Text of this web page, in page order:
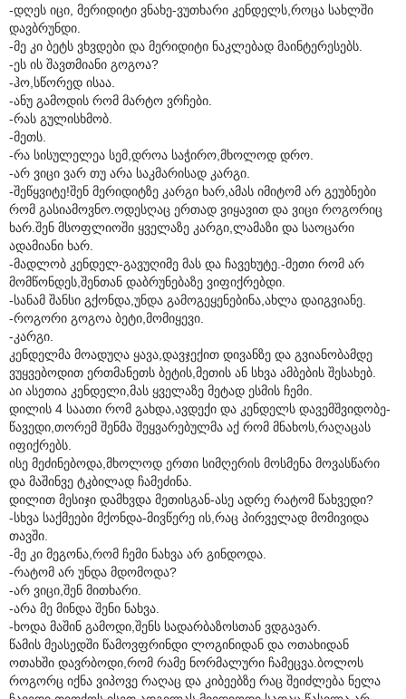
-დღეს იცი, მერიდიტი ვნახე-ვუთხარი კენდელს,როცა სახლში
დავბრუნდი.
-მე კი ბეტს ვხვდები და მერიდიტი ნაკლებად მაინტერესებს.
-ეს ის შავთმიანი გოგოა?
-ჰო,სწორედ ისაა.
-ანუ გამოდის რომ მარტო ვრჩები.
-რას გულისხმობ.
-მეთს.
-რა სისულელეა სემ,დროა საჭირო,მხოლოდ დრო.
-არ ვიცი ვარ თუ არა საკმარისად კარგი.
-შეწყვიტე!შენ მერიდიტზე კარგი ხარ,ამას იმიტომ არ გეუბნები
რომ გასიამოვნო.ოდესღაც ერთად ვიყავით და ვიცი როგორიც
ხარ.შენ მსოფლიოში ყველაზე კარგი,ლამაზი და საოცარი
ადამიანი ხარ.
-მადლობ კენდელ-გავუღიმე მას და ჩავეხუტე.-მეთი რომ არ
მომწონდეს,შენთან დაბრუნებაზე ვიფიქრებდი.
-სანამ შანსი გქონდა,უნდა გამოგეყენებინა,ახლა დაიგვიანე.
-როგორი გოგოა ბეტი,მომიყევი.
-კარგი.
კენდელმა მოადუღა ყავა,დავჯექით დივანზე და გვიანობამდე
ვუყვებოდით ერთმანეთს ბეტის,მეთის ან სხვა ამბების შესახებ.
აი ასეთია კენდელი,მას ყველაზე მეტად ესმის ჩემი.
დილის 4 საათი რომ გახდა,ავდექი და კენდელს დავემშვიდობე-
წავედი,თორემ შენმა შეყვარებულმა აქ რომ მნახოს,რაღაცას
იფიქრებს.
ისე მეძინებოდა,მხოლოდ ერთი სიმღერის მოსმენა მოვასწარი
და მაშინვე ტკბილად ჩამეძინა.
დილით მესიჯი დამხვდა მეთისგან-ასე ადრე რატომ წახვედი?
-სხვა საქმეები მქონდა-მივწერე ის,რაც პირველად მომივიდა
თავში.
-მე კი მეგონა,რომ ჩემი ნახვა არ გინდოდა.
-რატომ არ უნდა მდომოდა?
-არ ვიცი,შენ მითხარი.
-არა მე მინდა შენი ნახვა.
-ხოდა მაშინ გამოდი,შენს სადარბაზოსთან ვდგავარ.
წამის მეასედში წამოვფრინდი ლოგინიდან და ოთახიდან
ოთახში დავრბოდი,რომ რამე ნორმალური ჩამეცვა.ბოლოს
როგორც იქნა ვიპოვე რაღაც და კიბეებზე რაც შეიძლება ნელა